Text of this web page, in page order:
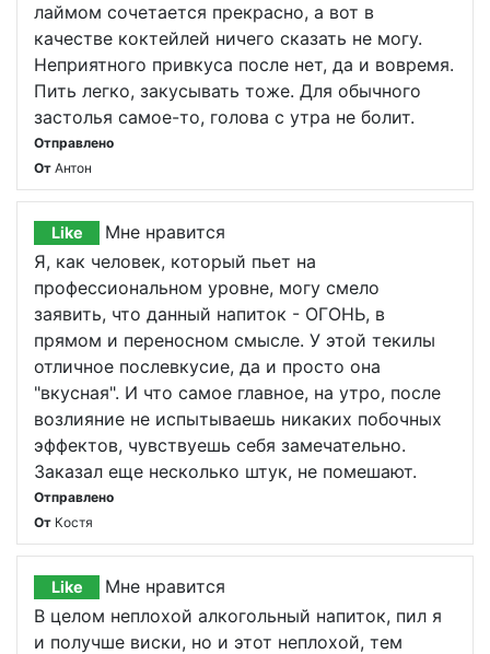
лаймом сочетается прекрасно, а вот в
качестве коктейлей ничего сказать не могу.
Неприятного привкуса после нет, да и вовремя.
Пить легко, закусывать тоже. Для обычного
застолья самое-то, голова с утра не болит.
Отправлено
От Антон
Like
Мне нравится
Я, как человек, который пьет на
профессиональном уровне, могу смело
заявить, что данный напиток - ОГОНЬ, в
прямом и переносном смысле. У этой текилы
отличное послевкусие, да и просто она
"вкусная". И что самое главное, на утро, после
возлияние не испытываешь никаких побочных
эффектов, чувствуешь себя замечательно.
Заказал еще несколько штук, не помешают.
Отправлено
От Костя
Like
Мне нравится
В целом неплохой алкогольный напиток, пил я
и получше виски, но и этот неплохой, тем